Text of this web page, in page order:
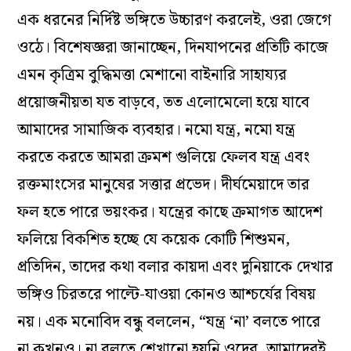
এক ধরনের নির্দিষ্ট ভঙ্গিতে উচ্চারণ করলেই, ওরা জেগে
ওঠে। বিশেষজ্ঞরা জানাচ্ছেন, দিনযাপনের প্রতিটি কাজে
এমন কৃত্রিম বুদ্ধিমত্তা মেশানো বাইনারি সাহায্যর
প্রয়োজনীয়তা যত বাড়বে, তত এলোমেলো হয়ে যাবে
আমাদের সামাজিক ব্যবহার। নমো যন্ত্র, নমো যন্ত্র
করতে করতে আমরা ক্রমশ গুলিয়ে ফেলব যন্ত্র এবং
রক্তমাংসের মানুষের সত্তার প্রভেদ। দীর্ঘমেয়াদে তার
ফল হতে পারে ভয়ংকর। যন্ত্রের কাছে ক্রমাগত আদেশ
ফলিয়ে বিকশিত হচ্ছে যে কয়েক কোটি শিশুমন,
প্রতিদিন, তাদের কথা বলার কায়দা এবং দুনিয়াকে দেখার
ভঙ্গিও চিরতরে পাল্টে-যাওয়া কোনও আশ্চর্যের বিষয়
নয়। এক মনোবিদ বন্ধু বললেন, “যন্ত্র ‘না’ বলতে পারে